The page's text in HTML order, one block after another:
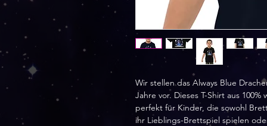
Wir stellen das Always Blue
Jahre vor. Dieses T-Shirt aus
perfekt für Kinder, die sowohl
ihr Lieblings-Brettspiel spielen